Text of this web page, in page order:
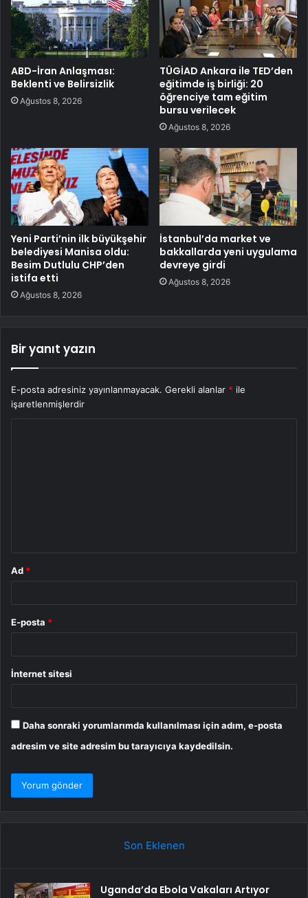
ABD-İran Anlaşması:
Beklenti ve Belirsizlik
Ağustos 8, 2026
TÜGİAD Ankara ile TED’den
eğitimde iş birliği: 20
öğrenciye tam eğitim
bursu verilecek
Ağustos 8, 2026
Yeni Parti’nin ilk büyükşehir
belediyesi Manisa oldu:
Besim Dutlulu CHP’den
istifa etti
Ağustos 8, 2026
İstanbul’da market ve
bakkallarda yeni uygulama
devreye girdi
Ağustos 8, 2026
Bir yanıt yazın
E-posta adresiniz yayınlanmayacak. Gerekli alanlar * ile
işaretlenmişlerdir
Ad *
E-posta *
İnternet sitesi
Daha sonraki yorumlarımda kullanılması için adım, e-posta
adresim ve site adresim bu tarayıcıya kaydedilsin.
Son Eklenen
Uganda’da Ebola Vakaları Artıyor